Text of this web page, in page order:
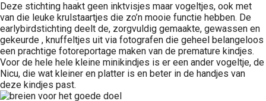
Deze stichting haakt geen inktvisjes maar vogeltjes, ook met
van die leuke krulstaartjes die zo’n mooie functie hebben. De
earlybirdstichting deelt de, zorgvuldig gemaakte, gewassen en
gekeurde , knuffeltjes uit via fotografen die geheel belangeloos
een prachtige fotoreportage maken van de premature kindjes.
Voor de hele hele kleine minikindjes is er een ander vogeltje, de
Nicu, die wat kleiner en platter is en beter in de handjes van
deze kindjes past.